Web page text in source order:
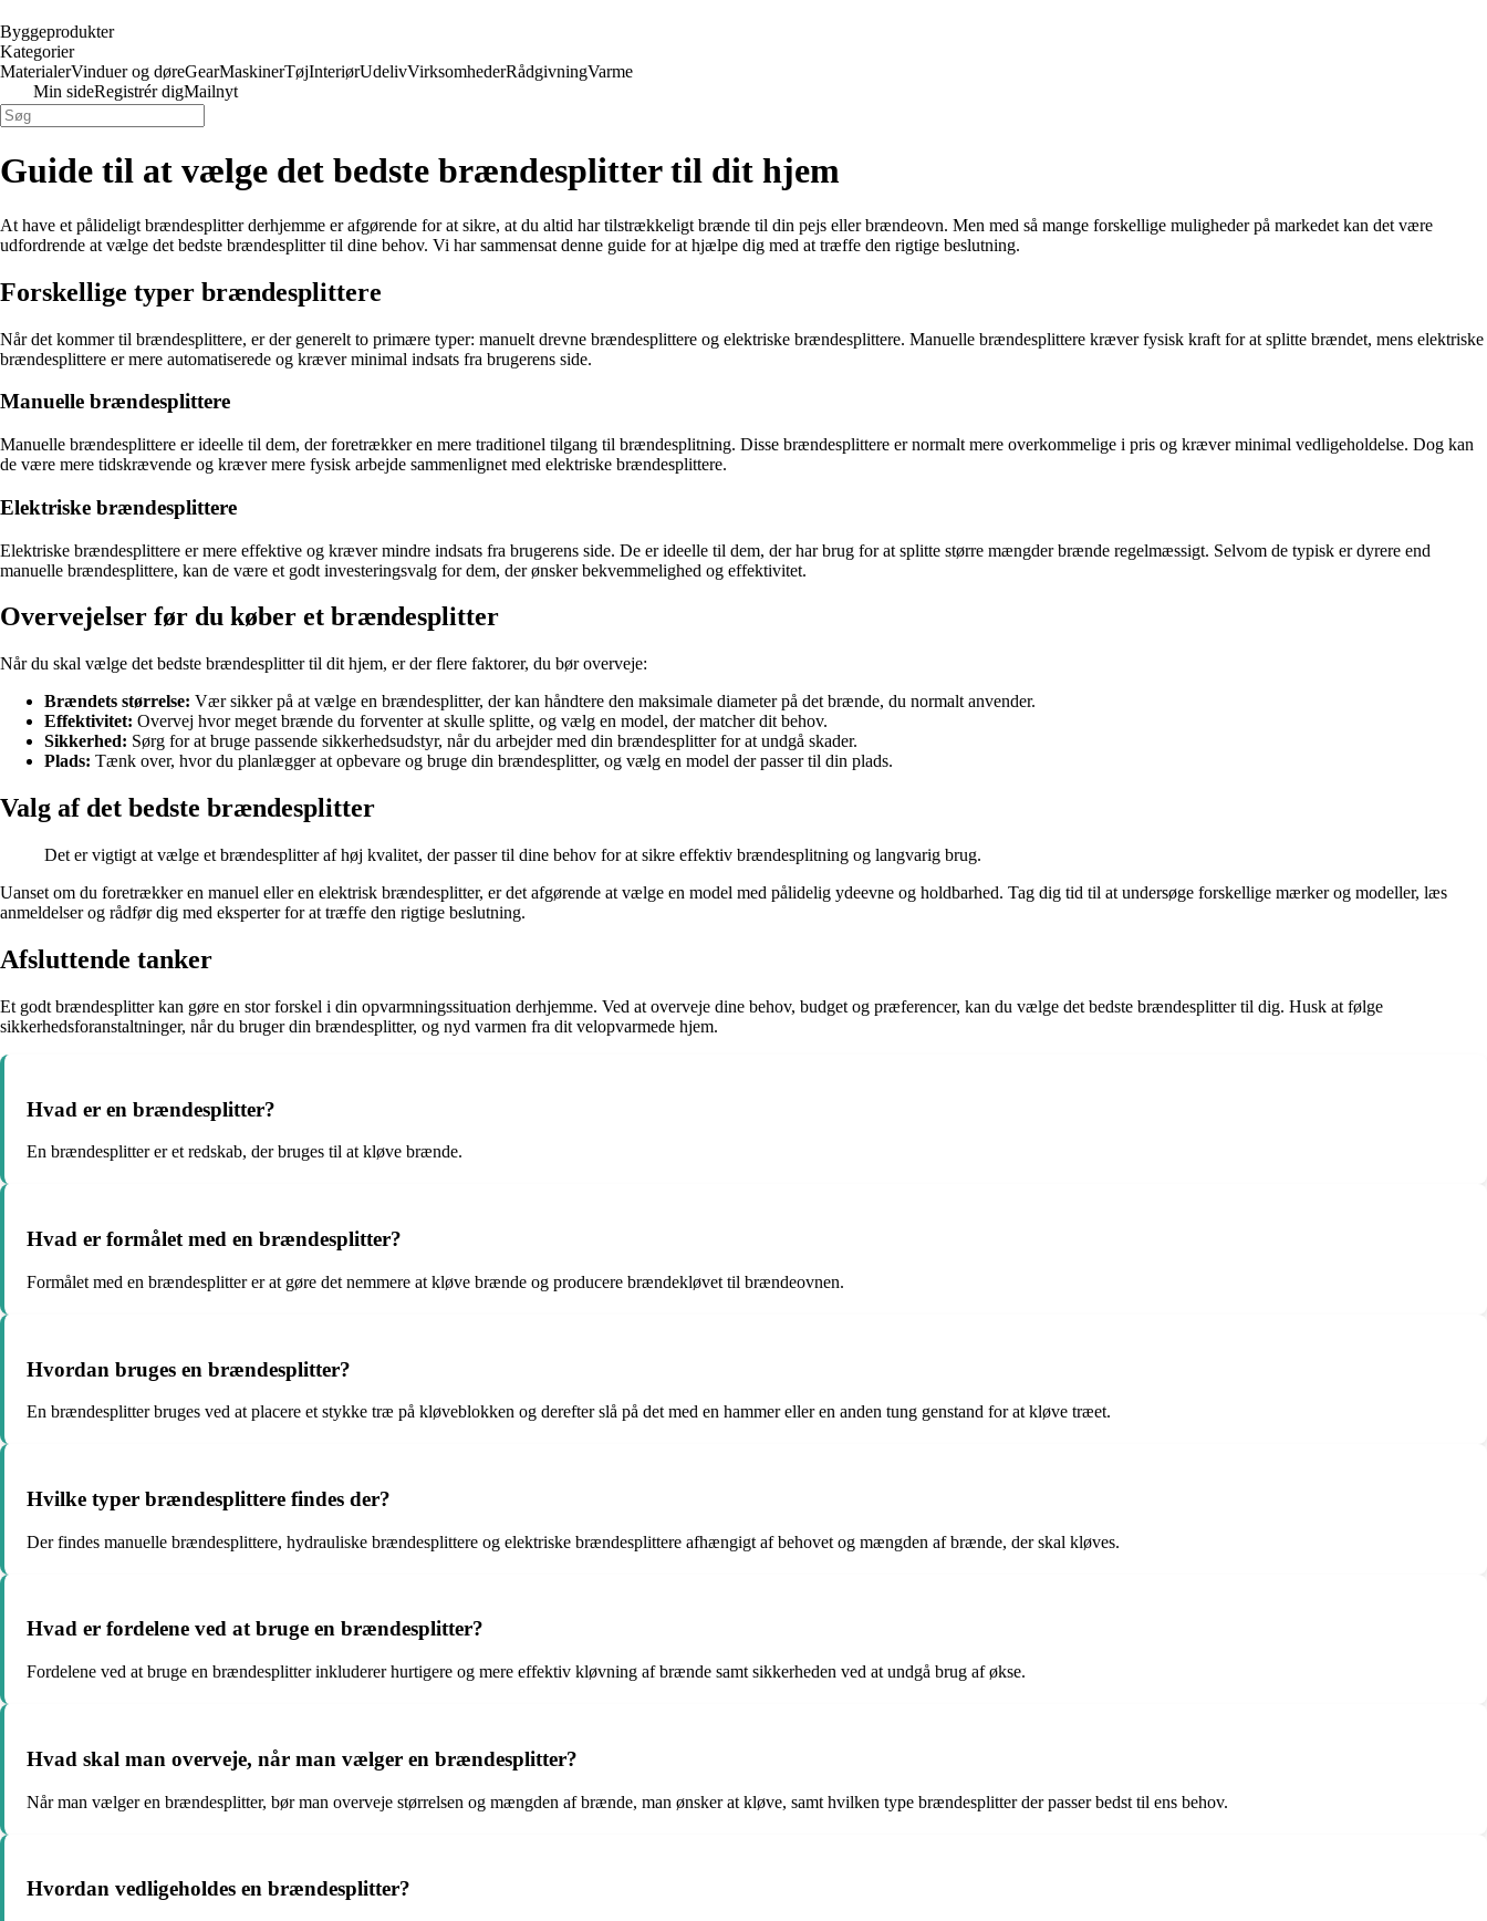
Byggeprodukter
Kategorier
MaterialerVinduer og døreGearMaskinerTøjInteriørUdelivVirksomhederRådgivningVarme
Min sideRegistrér digMailnyt
Guide til at vælge det bedste brændesplitter til dit hjem
At have et pålideligt brændesplitter derhjemme er afgørende for at sikre, at du altid har tilstrækkeligt brænde til din pejs eller brændeovn. Men med så mange forskellige muligheder på markedet kan det være
udfordrende at vælge det bedste brændesplitter til dine behov. Vi har sammensat denne guide for at hjælpe dig med at træffe den rigtige beslutning.
Forskellige typer brændesplittere
Når det kommer til brændesplittere, er der generelt to primære typer: manuelt drevne brændesplittere og elektriske brændesplittere. Manuelle brændesplittere kræver fysisk kraft for at splitte brændet, mens elektriske
brændesplittere er mere automatiserede og kræver minimal indsats fra brugerens side.
Manuelle brændesplittere
Manuelle brændesplittere er ideelle til dem, der foretrækker en mere traditionel tilgang til brændesplitning. Disse brændesplittere er normalt mere overkommelige i pris og kræver minimal vedligeholdelse. Dog kan
de være mere tidskrævende og kræver mere fysisk arbejde sammenlignet med elektriske brændesplittere.
Elektriske brændesplittere
Elektriske brændesplittere er mere effektive og kræver mindre indsats fra brugerens side. De er ideelle til dem, der har brug for at splitte større mængder brænde regelmæssigt. Selvom de typisk er dyrere end
manuelle brændesplittere, kan de være et godt investeringsvalg for dem, der ønsker bekvemmelighed og effektivitet.
Overvejelser før du køber et brændesplitter
Når du skal vælge det bedste brændesplitter til dit hjem, er der flere faktorer, du bør overveje:
Brændets størrelse: Vær sikker på at vælge en brændesplitter, der kan håndtere den maksimale diameter på det brænde, du normalt anvender.
Effektivitet: Overvej hvor meget brænde du forventer at skulle splitte, og vælg en model, der matcher dit behov.
Sikkerhed: Sørg for at bruge passende sikkerhedsudstyr, når du arbejder med din brændesplitter for at undgå skader.
Plads: Tænk over, hvor du planlægger at opbevare og bruge din brændesplitter, og vælg en model der passer til din plads.
Valg af det bedste brændesplitter
Det er vigtigt at vælge et brændesplitter af høj kvalitet, der passer til dine behov for at sikre effektiv brændesplitning og langvarig brug.
Uanset om du foretrækker en manuel eller en elektrisk brændesplitter, er det afgørende at vælge en model med pålidelig ydeevne og holdbarhed. Tag dig tid til at undersøge forskellige mærker og modeller, læs
anmeldelser og rådfør dig med eksperter for at træffe den rigtige beslutning.
Afsluttende tanker
Et godt brændesplitter kan gøre en stor forskel i din opvarmningssituation derhjemme. Ved at overveje dine behov, budget og præferencer, kan du vælge det bedste brændesplitter til dig. Husk at følge
sikkerhedsforanstaltninger, når du bruger din brændesplitter, og nyd varmen fra dit velopvarmede hjem.
Hvad er en brændesplitter?
En brændesplitter er et redskab, der bruges til at kløve brænde.
Hvad er formålet med en brændesplitter?
Formålet med en brændesplitter er at gøre det nemmere at kløve brænde og producere brændekløvet til brændeovnen.
Hvordan bruges en brændesplitter?
En brændesplitter bruges ved at placere et stykke træ på kløveblokken og derefter slå på det med en hammer eller en anden tung genstand for at kløve træet.
Hvilke typer brændesplittere findes der?
Der findes manuelle brændesplittere, hydrauliske brændesplittere og elektriske brændesplittere afhængigt af behovet og mængden af brænde, der skal kløves.
Hvad er fordelene ved at bruge en brændesplitter?
Fordelene ved at bruge en brændesplitter inkluderer hurtigere og mere effektiv kløvning af brænde samt sikkerheden ved at undgå brug af økse.
Hvad skal man overveje, når man vælger en brændesplitter?
Når man vælger en brændesplitter, bør man overveje størrelsen og mængden af brænde, man ønsker at kløve, samt hvilken type brændesplitter der passer bedst til ens behov.
Hvordan vedligeholdes en brændesplitter?